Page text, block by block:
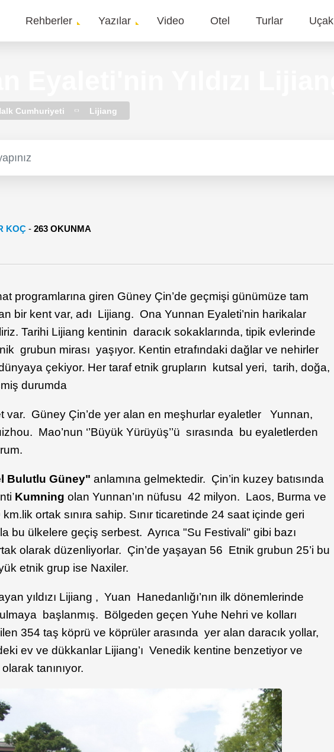
Main
Rehberler Yazılar Video Otel Turlar Uçak
Cumhuriyeti Lijiang
KOÇ -263 OKUNMA
programlarına giren Güney Çin’de geçmişi günümüze tam
bir kent var, adı Lijiang. Ona Yunnan Eyaleti’nin harikalar
Tarihi Lijiang kentinin daracık sokaklarında, tipik evlerinde
grubun mirası yaşıyor. Kentin etrafındaki dağlar ve nehirler
çekiyor. Her taraf etnik grupların kutsal yeri, tarih, doğa,
durumda
var. Güney Çin’de yer alan en meşhurlar eyaletler Yunnan,
Mao’nun ‘’Büyük Yürüyüş’’ü sırasında bu eyaletlerden
Bulutlu Güney" anlamına gelmektedir. Çin’in kuzey batısında
Kumning olan Yunnan’ın nüfusu 42 milyon. Laos, Burma ve
ortak sınıra sahip. Sınır ticaretinde 24 saat içinde geri
bu ülkelere geçiş serbest. Ayrıca "Su Festivali" gibi bazı
olarak düzenliyorlar. Çin’de yaşayan 56 Etnik grubun 25’i bu
etnik grup ise Naxiler.
yıldızı Lijiang , Yuan Hanedanlığı’nın ilk dönemlerinde
başlanmış. Bölgeden geçen Yuhe Nehri ve kolları
354 taş köprü ve köprüler arasında yer alan daracık yollar,
ev ve dükkanlar Lijiang’ı Venedik kentine benzetiyor ve
tanınıyor.